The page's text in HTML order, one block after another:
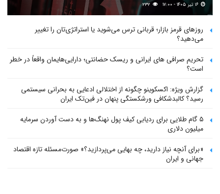
۲۳۲
روزهای قرمز بازار؛ قربانی ترس می‌شوید یا استراتژی‌تان را تغییر
می‌دهید؟
تحریم صرافی های ایرانی و ریسک حضانتی؛ دارایی‌هایمان واقعاً در خطر
است؟
گزارش ویژه: اکسکوینو چگونه از اختلالی ادعایی به بحرانی سیستمی
رسید؟ کالبدشکافی ورشکستگی پنهان در فین‌تک ایران
۵ گام طلایی برای ردیابی کیف پول‌ نهنگ‌ها و به دست آوردن سرمایه
میلیون دلاری
«برای آنچه نیاز دارید، چه بهایی می‌پردازید؟» صورت‌مسئله تازه اقتصاد
جهانی و ایران